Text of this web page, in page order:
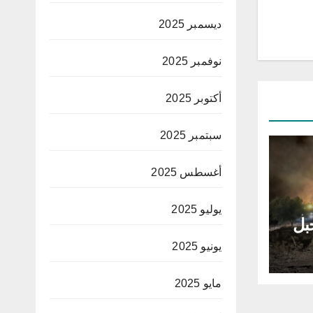
ديسمبر 2025
نوفمبر 2025
أكتوبر 2025
سبتمبر 2025
أغسطس 2025
يوليو 2025
يونيو 2025
مايو 2025